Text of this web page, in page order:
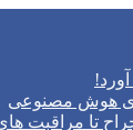
هوش مصنوعی
تا مراقبت